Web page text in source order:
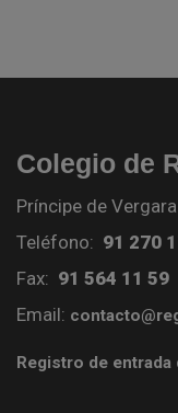
Colegio de
Príncipe de
Teléfono: 91 270
Fax: 91 564 11 59
Email:
Registro de